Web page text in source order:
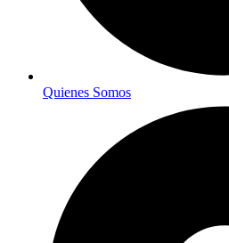
Quienes Somos